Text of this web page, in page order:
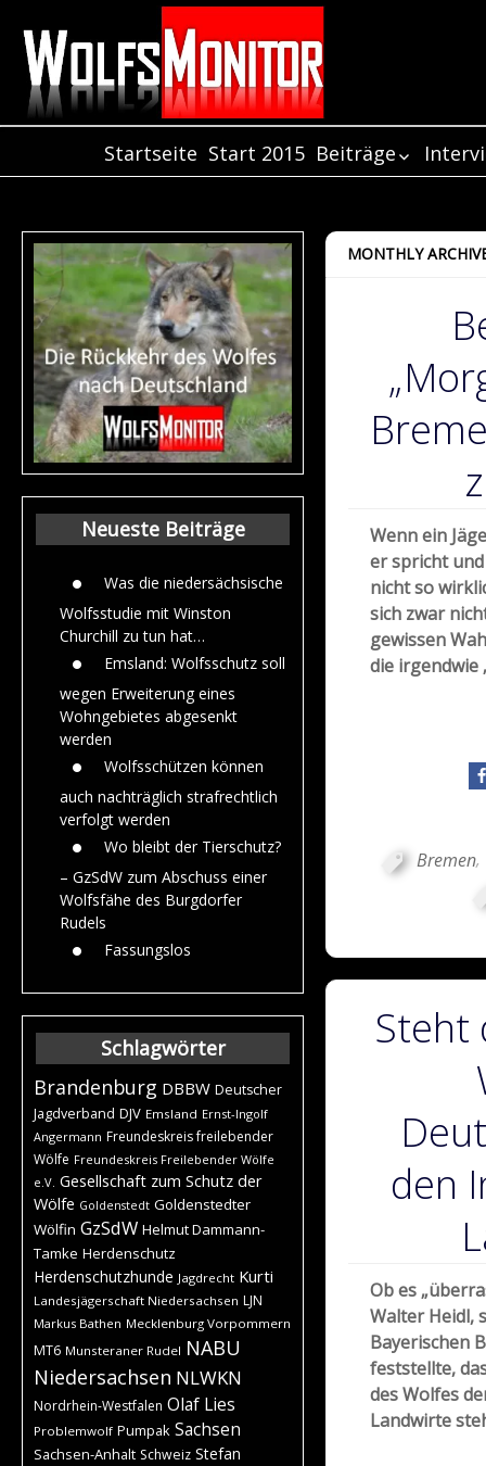
Startseite Start 2015 Beiträge
Beiträge aus dem
Jahr 2020
Beiträge aus dem
Beiträge aus dem
Jahr 2017
Beiträge aus dem
Beiträge aus dem
Neueste Beiträge
Was die niedersächsische
Wolfsstudie mit Winston
Churchill zu tun hat…
Emsland: Wolfsschutz soll
wegen Erweiterung eines
Wohngebietes abgesenkt
werden
Wolfsschützen können
auch nachträglich strafrechtlich
verfolgt werden
Wo bleibt der Tierschutz?
– GzSdW zum Abschuss einer
Wolfsfähe des Burgdorfer
Rudels
Fassungslos
Schlagwörter
Brandenburg DBBW Deutscher
Jagdverband DJV Emsland Ernst-Ingolf
Angermann Freundeskreis freilebender
Wölfe Freundeskreis Freilebender Wölfe
e.V. Gesellschaft zum Schutz der
Wölfe Goldenstedt Goldenstedter
Wölfin GzSdW Helmut Dammann-
Tamke Herdenschutz
Herdenschutzhunde Jagdrecht Kurti
Landesjägerschaft Niedersachsen LJN
Markus Bathen Mecklenburg Vorpommern
MT6 Munsteraner Rudel NABU
Niedersachsen NLWKN
Nordrhein-Westfalen Olaf Lies
Problemwolf Pumpak Sachsen
Sachsen-Anhalt Schweiz Stefan
MONTHLY
Wenn ein
er spricht
nicht so
sich zwar
gewissen
die irgendwie
Bremen,
Steht
den
Ob es
Walter Heidl,
Bayerischen
feststellte,
des Wolfes
Landwirte